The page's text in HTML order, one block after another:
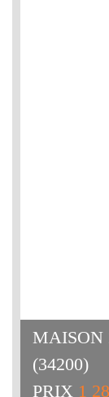
MAISON
(34200)
PRIX 1